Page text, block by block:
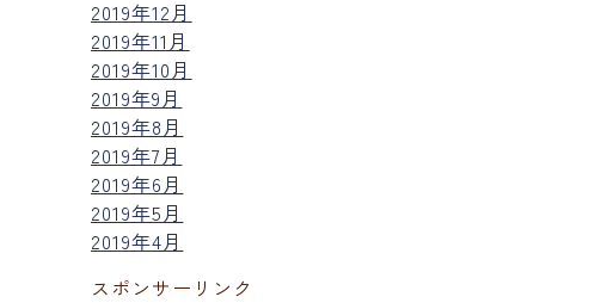
2019年12月
2019年11月
2019年10月
2019年9月
2019年8月
2019年7月
2019年6月
2019年5月
2019年4月
スポンサーリンク